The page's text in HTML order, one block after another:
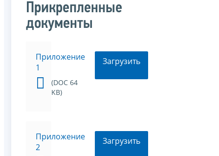
Прикрепленные
документы
Приложение
1
(DOC 64
KB)
Загрузить
Приложение
2
Загрузить